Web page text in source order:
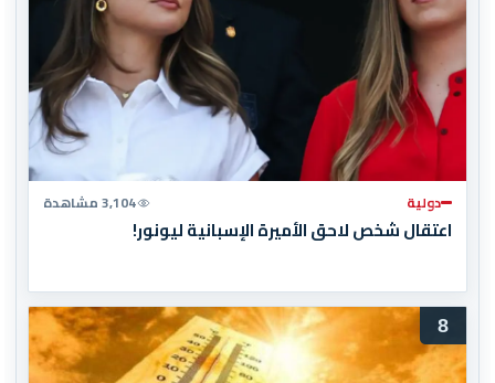
دولية 3,104 مشاهدة
اعتقال شخص لاحق الأميرة الإسبانية ليونور!
8